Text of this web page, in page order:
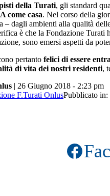
della Turati, gli standard
come casa. Nel corso della
– dagli ambienti alla qualità
è che la Fondazione Turati
sono emersi aspetti da
pertanto felici di essere
di vita dei nostri residenti,
| 26 Giugno 2018 - 2:23 pm
F.Turati OnlusPubblicato in: